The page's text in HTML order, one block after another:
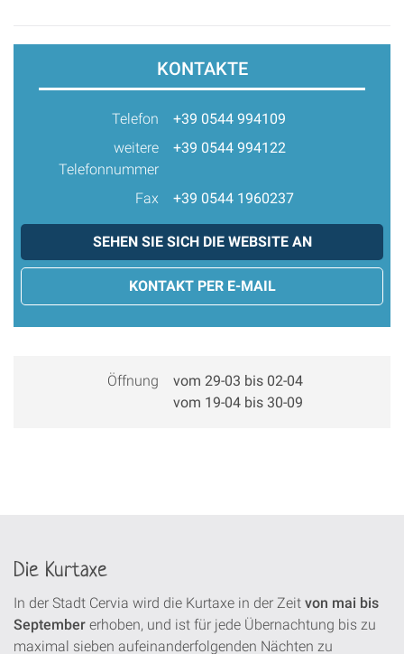
KONTAKTE
Telefon
+39 0544 994109
weitere
Telefonnummer
+39 0544 994122
Fax +39 0544 1960237
SEHEN SIE SICH DIE WEBSITE AN
KONTAKT PER E-MAIL
Öffnung
vom 29-03 bis 02-04
vom 19-04 bis 30-09
Die Kurtaxe
In der Stadt Cervia wird die Kurtaxe in der Zeit von mai bis
September erhoben, und ist für jede Übernachtung bis zu
maximal sieben aufeinanderfolgenden Nächten zu